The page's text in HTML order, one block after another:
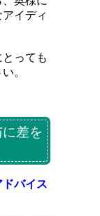
イディ
っても
。
差を
バイス